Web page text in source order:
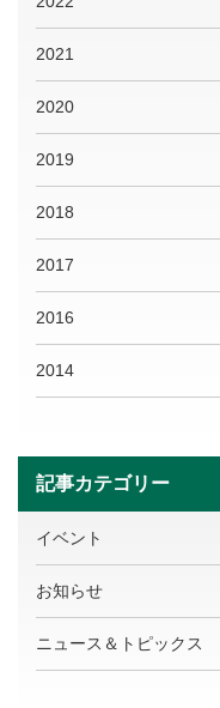
2021
2020
2019
2018
2017
2016
2014
記事カテゴリー
イベント
お知らせ
ニュース＆トピックス